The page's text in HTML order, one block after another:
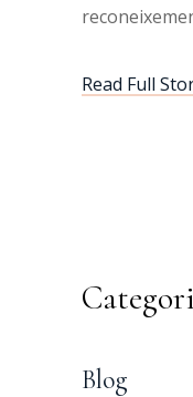
Read Full
Blog